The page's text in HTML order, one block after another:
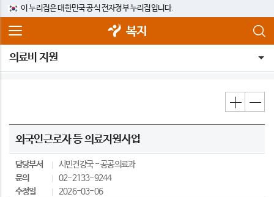
이 누리집은 대한민국 공식 전자정부 누리집입니다.
복지
의료비 지원
외국인근로자 등 의료지원사업
담당부서 시민건강국
공공의료과
문의
02-2133-9244
수정일
2026-03-06